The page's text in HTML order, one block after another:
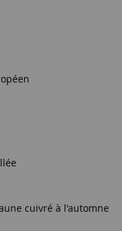
cuivré à l'automne